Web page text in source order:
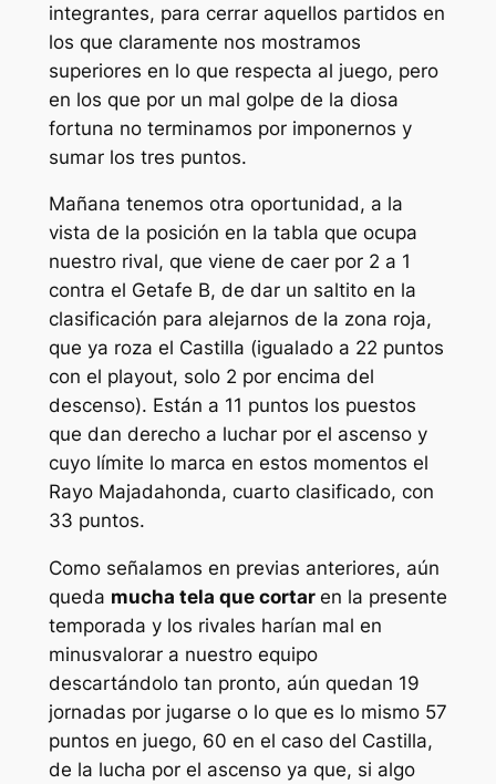
integrantes, para cerrar aquellos partidos en
los que claramente nos mostramos
superiores en lo que respecta al juego, pero
en los que por un mal golpe de la diosa
fortuna no terminamos por imponernos y
sumar los tres puntos.
Mañana tenemos otra oportunidad, a la
vista de la posición en la tabla que ocupa
nuestro rival, que viene de caer por 2 a 1
contra el Getafe B, de dar un saltito en la
clasificación para alejarnos de la zona roja,
que ya roza el Castilla (igualado a 22 puntos
con el playout, solo 2 por encima del
descenso). Están a 11 puntos los puestos
que dan derecho a luchar por el ascenso y
cuyo límite lo marca en estos momentos el
Rayo Majadahonda, cuarto clasificado, con
33 puntos.
Como señalamos en previas anteriores, aún
queda mucha tela que cortar en la presente
temporada y los rivales harían mal en
minusvalorar a nuestro equipo
descartándolo tan pronto, aún quedan 19
jornadas por jugarse o lo que es lo mismo 57
puntos en juego, 60 en el caso del Castilla,
de la lucha por el ascenso ya que, si algo